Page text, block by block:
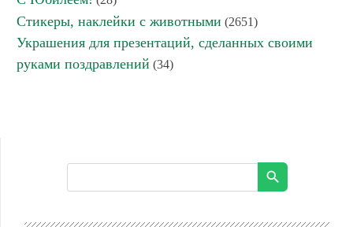
Стикеры, наклейки с животными (2651)
Украшения для презентаций, сделанных своими
руками поздравлений (34)